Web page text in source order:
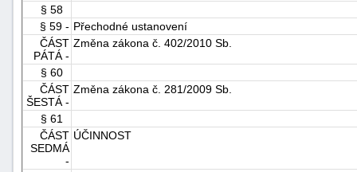
§ 58
§ 59 - Přechodné ustanovení
ČÁST
PÁTÁ -
Změna zákona č. 402/2010 Sb.
§ 60
ČÁST
ŠESTÁ -
Změna zákona č. 281/2009 Sb.
§ 61
ČÁST
SEDMÁ
-
ÚČINNOST